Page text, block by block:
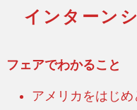
インターン
フェアでわかること
アメリカをはじ